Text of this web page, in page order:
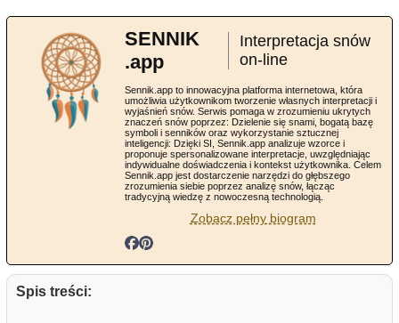
SENNIK
.app
Interpretacja snów
on-line
Sennik.app to innowacyjna platforma internetowa, która
umożliwia użytkownikom tworzenie własnych interpretacji i
wyjaśnień snów. Serwis pomaga w zrozumieniu ukrytych
znaczeń snów poprzez: Dzielenie się snami, bogatą bazę
symboli i senników oraz wykorzystanie sztucznej
inteligencji: Dzięki SI, Sennik.app analizuje wzorce i
proponuje spersonalizowane interpretacje, uwzględniając
indywidualne doświadczenia i kontekst użytkownika. Celem
Sennik.app jest dostarczenie narzędzi do głębszego
zrozumienia siebie poprzez analizę snów, łącząc
tradycyjną wiedzę z nowoczesną technologią.
Zobacz pełny biogram
Spis treści: